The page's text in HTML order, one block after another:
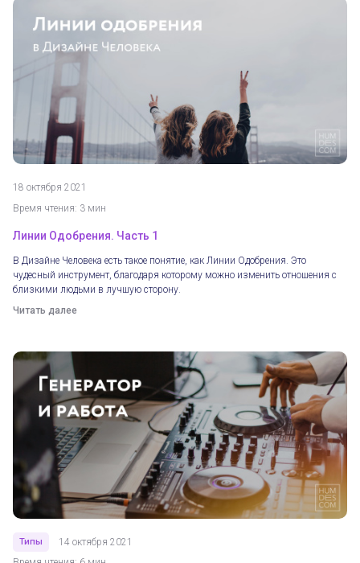
18 октября 2021
Время чтения: 3 мин
Линии Одобрения. Часть 1
В Дизайне Человека есть такое понятие, как Линии Одобрения. Это
чудесный инструмент, благодаря которому можно изменить отношения с
близкими людьми в лучшую сторону.
Читать далее
Типы
14 октября 2021